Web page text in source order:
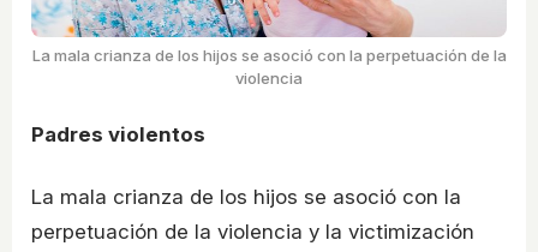
La mala crianza de los hijos se asoció con la perpetuación de la
violencia
Padres violentos
La mala crianza de los hijos se asoció con la
perpetuación de la violencia y la victimización